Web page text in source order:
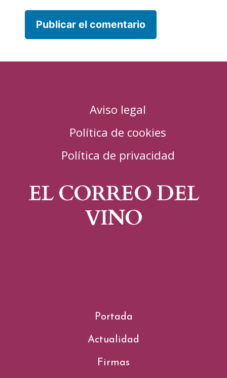
Aviso legal
Política de cookies
Política de privacidad
EL CORREO DEL
VINO
Portada
Actualidad
Firmas